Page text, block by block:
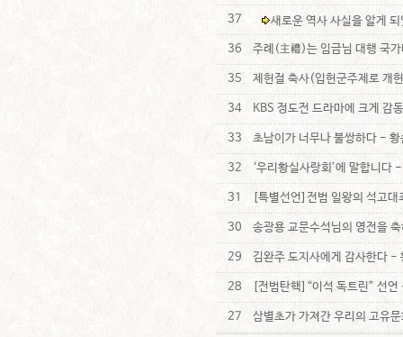
37 새로운 역사 사실을 알게
36 주례(主禮)는 임금님 대행 국
35 제헌절 축사(입헌군주제로 개
34 KBS 정도전 드라마에 크게 감
33 초남이가 너무나 불쌍하다 - 황
32 ‘우리황실사랑회’에 말합니다
31 [특별선언]전범 일왕의 석고
30 송광용 교문수석님의 영전을
29 김완주 도지사에게 감사한다 -
28 [전범탄핵]“이석 독트린” 선
27 삼별초가 가져간 우리의 고유